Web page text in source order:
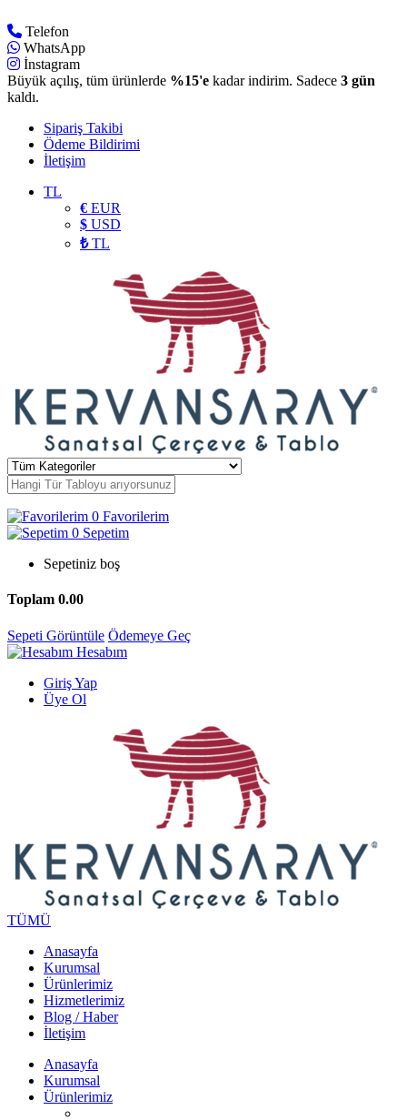
Telefon
WhatsApp
İnstagram
Büyük açılış, tüm ürünlerde %15'e kadar indirim. Sadece 3 gün
kaldı.
Sipariş Takibi
Ödeme Bildirimi
İletişim
TL
€ EUR
$ USD
₺TL
0 Favorilerim
0 Sepetim
Sepetiniz boş
Toplam 0.00
Sepeti Görüntüle Ödemeye Geç
Hesabım
Giriş Yap
Üye Ol
TÜMÜ
Anasayfa
Kurumsal
Ürünlerimiz
Hizmetlerimiz
Blog / Haber
İletişim
Anasayfa
Kurumsal
Ürünlerimiz